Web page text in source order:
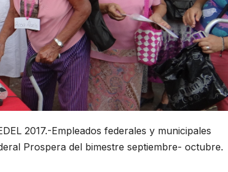
2017.-Empleados federales y municipales
Prospera del bimestre septiembre- octubre.